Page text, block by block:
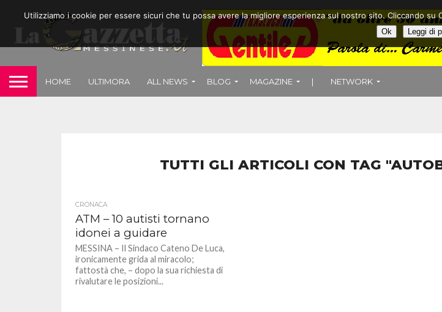
HOME ULTIMORA ALL NEWS BLOG MAGAZINE | NETWORK
TUTTI GLI ARTICOLI CON TAG
CRONACA
ATM – 10 autisti tornano
idonei a guidare
MESSINA – Il Sindaco Cateno De Luca,
ironicamente grida al miracolo;
fattostà che, – dopo la sua richiesta di
rivalutare le posizioni...
Utilizziamo i cookie per essere sicuri che tu possa avere la migliore esperienza sul nostro sito. Cliccando
Ok Leggi di